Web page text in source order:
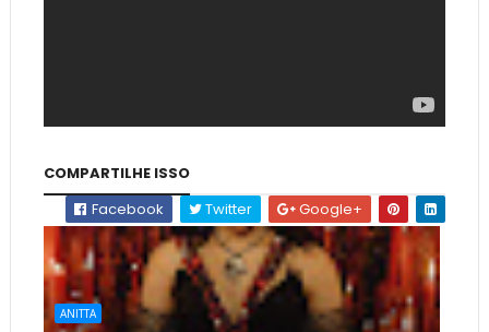
COMPARTILHE ISSO
Facebook
Twitter Google+
ANITTA